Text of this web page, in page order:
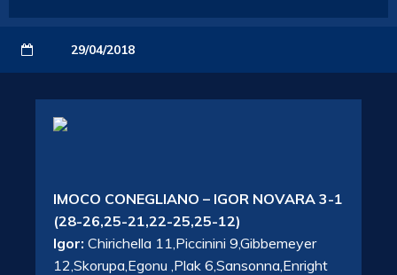
29/04/2018
IMOCO CONEGLIANO – IGOR NOVARA 3-1
(28-26,25-21,22-25,25-12)
Igor: Chirichella 11,Piccinini 9,Gibbemeyer
12,Skorupa,Egonu ,Plak 6,Sansonna,Enright